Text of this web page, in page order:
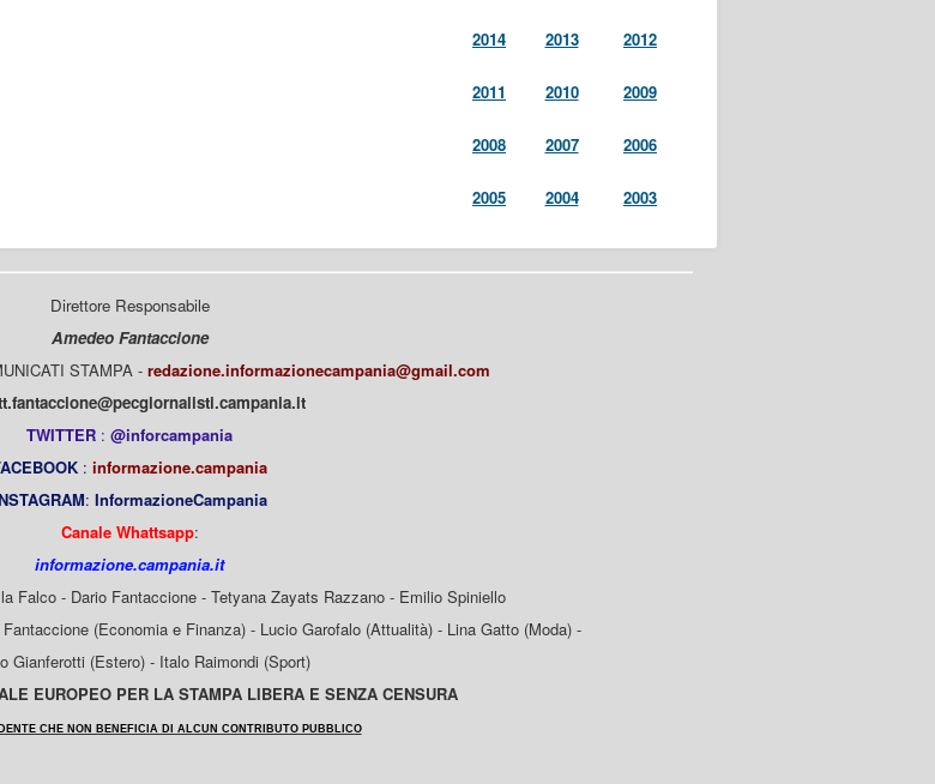
2014 2013 2012
2011 2010 2009
2008 2007 2006
2005 2004 2003
Direttore Responsabile
Amedeo Fantaccione
STAMPA - redazione.informazionecampania@gmail.com
TWITTER : @inforcampania
: informazione.campania
: InformazioneCampania
Canale Whattsapp:
informazione.campania.it
Falco - Dario Fantaccione - Tetyana Zayats Razzano - Emilio Spiniello
(Economia e Finanza) - Lucio Garofalo (Attualità) - Lina Gatto (Moda) -
Gianferotti (Estero) - Italo Raimondi (Sport)
EUROPEO PER LA STAMPA LIBERA E SENZA CENSURA
CHE NON BENEFICIA DI ALCUN CONTRIBUTO PUBBLICO